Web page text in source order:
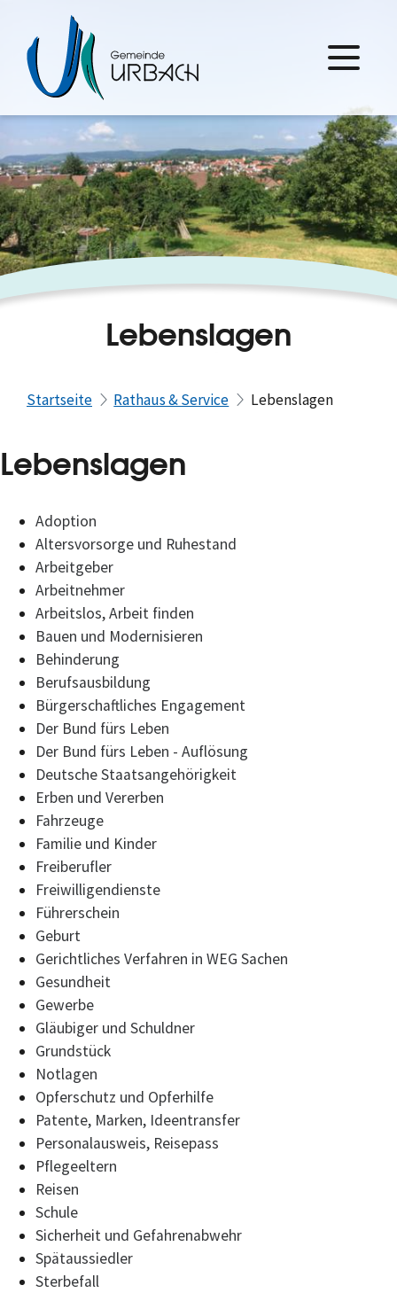
Lebenslagen
Startseite Rathaus & Service Lebenslagen
Lebenslagen
Adoption
Altersvorsorge und Ruhestand
Arbeitgeber
Arbeitnehmer
Arbeitslos, Arbeit finden
Bauen und Modernisieren
Behinderung
Berufsausbildung
Bürgerschaftliches Engagement
Der Bund fürs Leben
Der Bund fürs Leben - Auflösung
Deutsche Staatsangehörigkeit
Erben und Vererben
Fahrzeuge
Familie und Kinder
Freiberufler
Freiwilligendienste
Führerschein
Geburt
Gerichtliches Verfahren in WEG Sachen
Gesundheit
Gewerbe
Gläubiger und Schuldner
Grundstück
Notlagen
Opferschutz und Opferhilfe
Patente, Marken, Ideentransfer
Personalausweis, Reisepass
Pflegeeltern
Reisen
Schule
Sicherheit und Gefahrenabwehr
Spätaussiedler
Sterbefall